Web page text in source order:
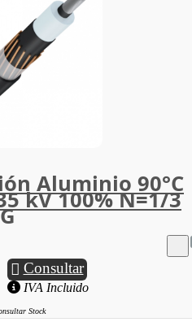
Aluminio 90°C
kV 100% N=1/3
Consultar
IVA Incluido
Stock